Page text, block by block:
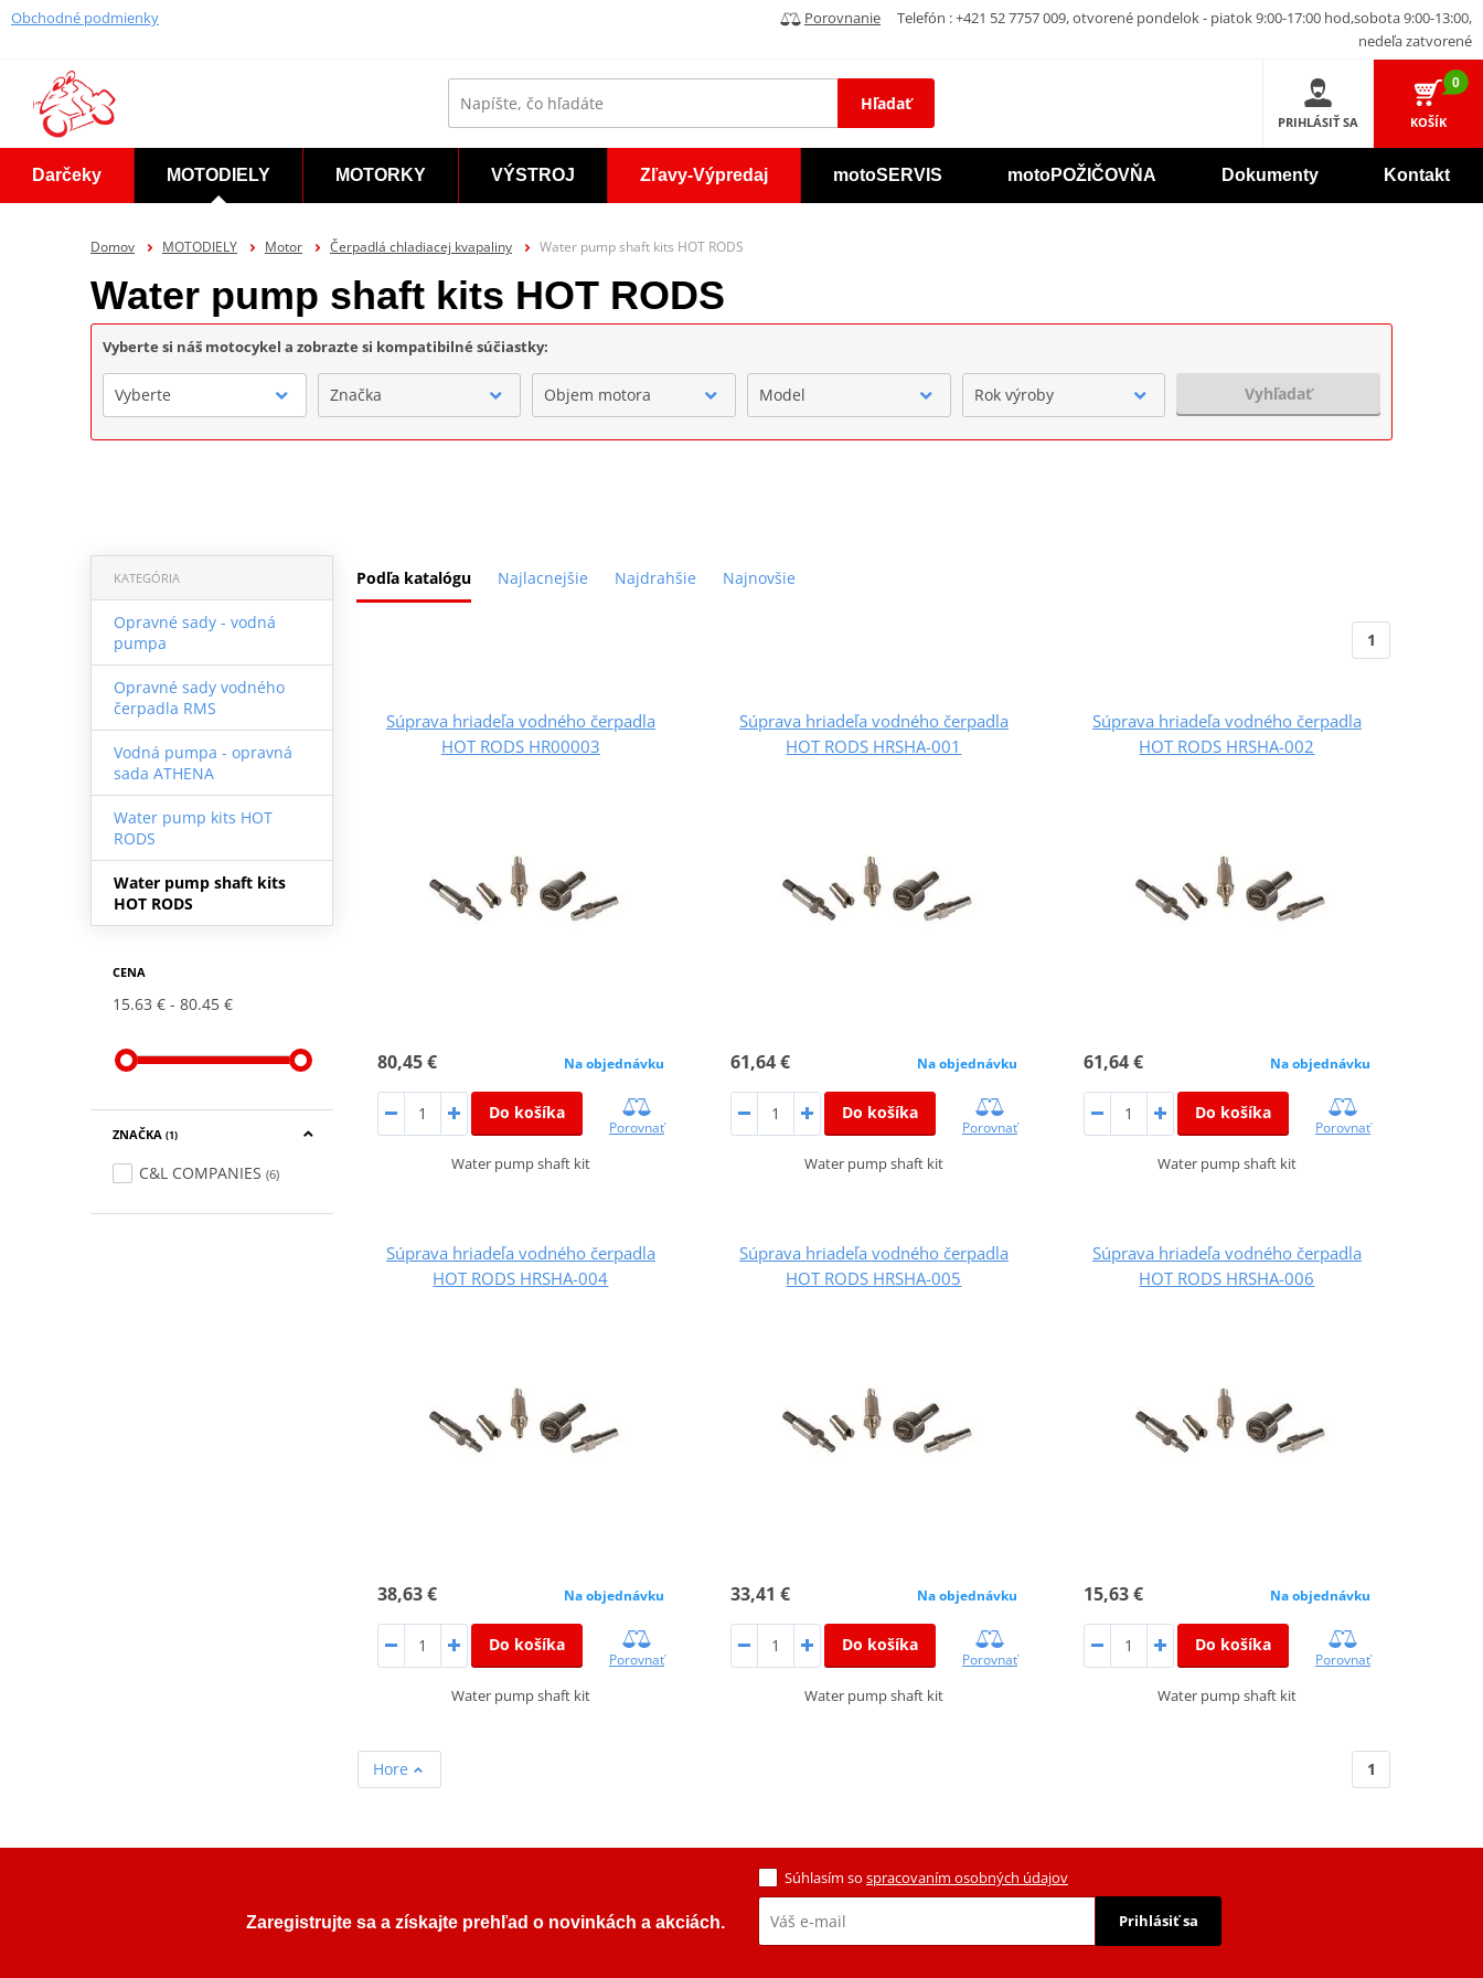
Obchodné podmienky Porovnanie
Telefón : +421 52 7757 009, otvorené pondelok - piatok 9:00-17:00 hod,sobota 9:00-13:00,
nedeľa zatvorené
Hľadať
PRIHLÁSIŤ SA
0
KOŠÍK
Darčeky MOTODIELY MOTORKY VÝSTROJ Zľavy-Výpredaj motoSERVIS motoPOŽIČOVŇA Dokumenty Kontakt
Domov MOTODIELY Motor Čerpadlá chladiacej kvapaliny Water pump shaft kits HOT RODS
Water pump shaft kits HOT RODS
Vyberte si náš motocykel a zobrazte si kompatibilné súčiastky:
Vyberte Značka Objem motora Model Rok výroby Vyhľadať
Podľa katalógu Najlacnejšie Najdrahšie Najnovšie
KATEGÓRIA
Opravné sady - vodná
pumpa
Opravné sady vodného
čerpadla RMS
Vodná pumpa - opravná
sada ATHENA
Water pump kits HOT
RODS
Water pump shaft kits
HOT RODS
CENA
15.63 € 80.45 €
ZNAČKA (1)
C&L COMPANIES (6)
1
Súprava hriadeľa vodného čerpadla
HOT RODS HR00003
80,45 € Na objednávku
Do košíka
Porovnať
Water pump shaft kit
Súprava hriadeľa vodného čerpadla
HOT RODS HRSHA-001
61,64 € Na objednávku
Do košíka
Porovnať
Water pump shaft kit
Súprava hriadeľa vodného čerpadla
HOT RODS HRSHA-002
61,64 € Na objednávku
Do košíka
Porovnať
Water pump shaft kit
Súprava hriadeľa vodného čerpadla
HOT RODS HRSHA-004
38,63 € Na objednávku
Do košíka
Porovnať
Water pump shaft kit
Súprava hriadeľa vodného čerpadla
HOT RODS HRSHA-005
33,41 € Na objednávku
Do košíka
Porovnať
Water pump shaft kit
Súprava hriadeľa vodného čerpadla
HOT RODS HRSHA-006
15,63 € Na objednávku
Do košíka
Porovnať
Water pump shaft kit
1
Hore
Zaregistrujte sa a získajte prehľad o novinkách a akciách.
Súhlasím so spracovaním osobných údajov
Prihlásiť sa